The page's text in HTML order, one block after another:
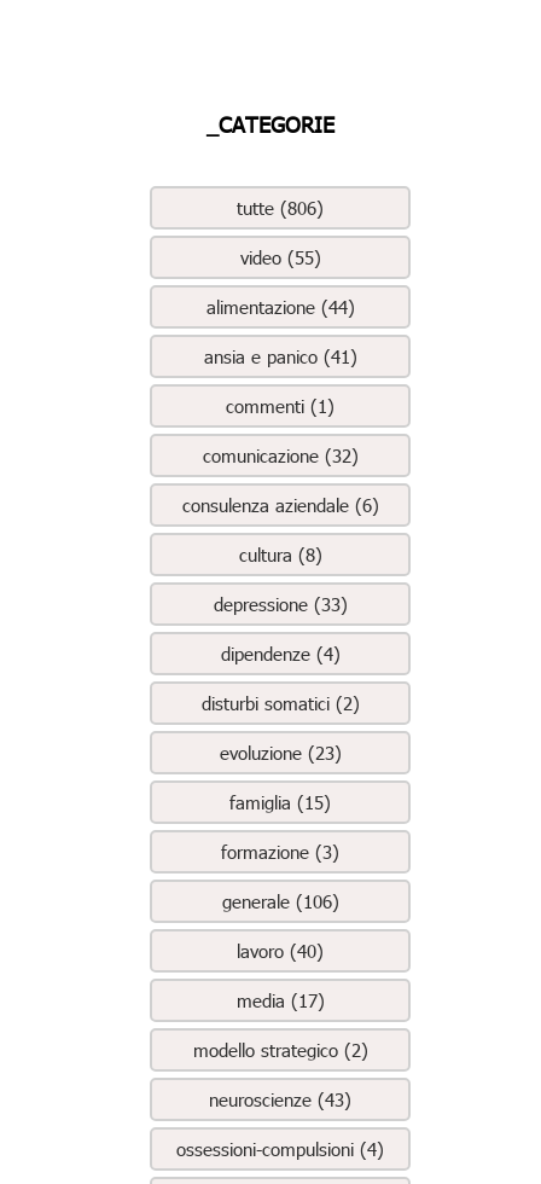
_CATEGORIE
tutte (806)
video (55)
alimentazione (44)
ansia e panico (41)
commenti (1)
comunicazione (32)
consulenza aziendale (6)
cultura (8)
depressione (33)
dipendenze (4)
disturbi somatici (2)
evoluzione (23)
famiglia (15)
formazione (3)
generale (106)
lavoro (40)
media (17)
modello strategico (2)
neuroscienze (43)
ossessioni-compulsioni (4)